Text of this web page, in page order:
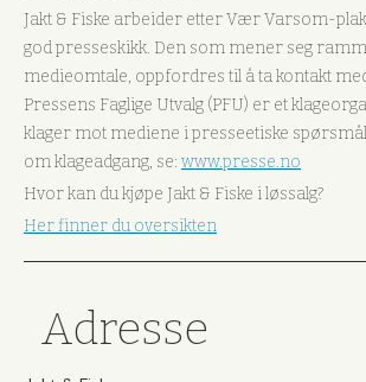
Jakt & Fiske arbeider etter Vær Varsom-
god presseskikk. Den som mener seg
medieomtale, oppfordres til å ta kontakt
Pressens Faglige Utvalg (PFU) er et
klager mot mediene i presseetiske
om klageadgang, se: www.presse.no
Hvor kan du kjøpe Jakt & Fiske i løssalg?
Her finner du oversikten
Adresse